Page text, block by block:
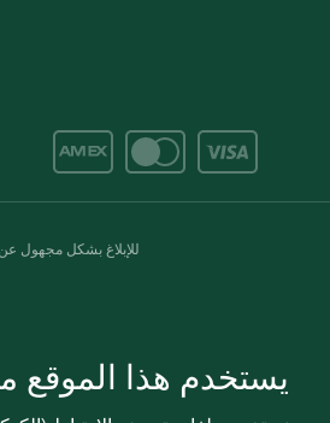
للإبلاغ بشكل مجهول عن
يستخدم هذا الموقع